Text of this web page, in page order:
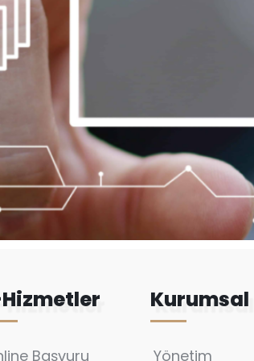
Başvuru
Kurumsal
Yönetim